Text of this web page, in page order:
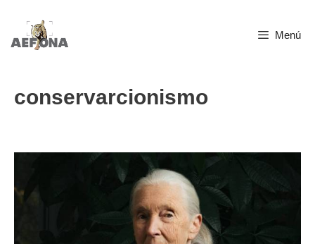
Saltar
Menú
conservarcionismo